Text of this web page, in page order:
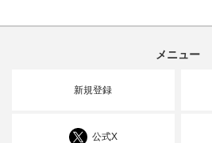
メニュー
新規登録
公式X